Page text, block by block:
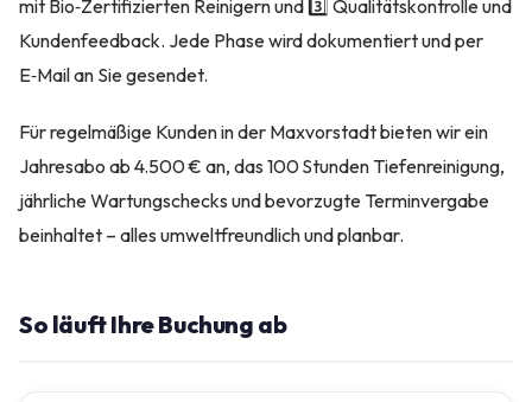
mit Bio‑Zertifizierten Reinigern und 3️⃣ Qualitätskontrolle und
Kundenfeedback. Jede Phase wird dokumentiert und per
E‑Mail an Sie gesendet.
Für regelmäßige Kunden in der Maxvorstadt bieten wir ein
Jahresabo ab 4.500 € an, das 100 Stunden Tiefenreinigung,
jährliche Wartungschecks und bevorzugte Terminvergabe
beinhaltet – alles umweltfreundlich und planbar.
So läuft Ihre Buchung ab